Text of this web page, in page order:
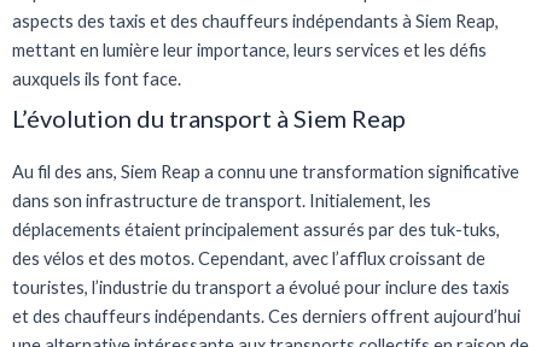
aspects des taxis et des chauffeurs indépendants à Siem Reap,
mettant en lumière leur importance, leurs services et les défis
auxquels ils font face.
L’évolution du transport à Siem Reap
Au fil des ans, Siem Reap a connu une transformation significative
dans son infrastructure de transport. Initialement, les
déplacements étaient principalement assurés par des tuk-tuks,
des vélos et des motos. Cependant, avec l’afflux croissant de
touristes, l’industrie du transport a évolué pour inclure des taxis
et des chauffeurs indépendants. Ces derniers offrent aujourd’hui